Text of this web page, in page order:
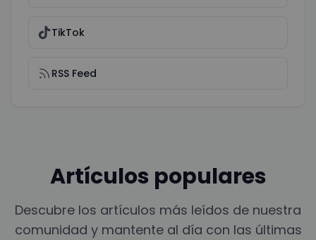
TikTok
RSS Feed
Artículos populares
Descubre los artículos más leídos de nuestra
comunidad y mantente al día con las últimas